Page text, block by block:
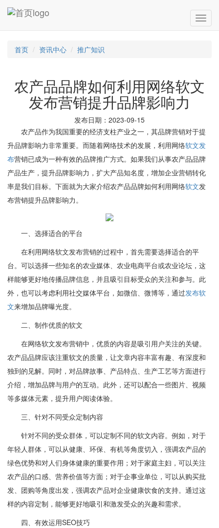
首页 资讯中心 推广知识
农产品品牌如何利用网络软文
发布营销提升品牌影响力
发布日期：2023-09-15
农产品作为我国重要的经济支柱产业之一，其品牌营销对于提
升品牌影响力非常重要。而随着网络技术的发展，利用网络软文发
布营销已成为一种有效的品牌推广方式。如果我们从事农产品品牌
产品生产，提升品牌影响力，扩大产品知名度，增加企业营销转化
率是我们目标。下面就为大家介绍农产品品牌如何利用网络软文发
布营销提升品牌影响力。
一、选择适合的平台
在利用网络软文发布营销的过程中，首先需要选择适合的平
台。可以选择一些知名的农业媒体、农业电商平台或农业论坛，这
样能够更好地传播品牌信息，并且吸引目标受众的关注和参与。此
外，也可以考虑利用社交媒体平台，如微信、微博等，通过发布软
文来增加品牌曝光度。
二、制作优质的软文
在网络软文发布营销中，优质的内容是吸引用户关注的关键。
农产品品牌应该注重软文的质量，让文章内容丰富有趣、有深度和
独到的见解。同时，对品牌故事、产品特点、生产工艺等方面进行
介绍，增加品牌与用户的互动。此外，还可以配合一些图片、视频
等多媒体元素，提升用户阅读体验。
三、针对不同受众定制内容
针对不同的受众群体，可以定制不同的软文内容。例如，对于
年轻人群体，可以从健康、环保、有机等角度切入，强调农产品的
绿色优势和对人们身体健康的重要作用；对于家庭主妇，可以关注
农产品的口感、营养价值等方面；对于企事业单位，可以从购买批
发、团购等角度出发，强调农产品对企业健康饮食的支持。通过这
样的内容定制，能够更好地吸引和激发受众的兴趣和需求。
四、有效运用SEO技巧